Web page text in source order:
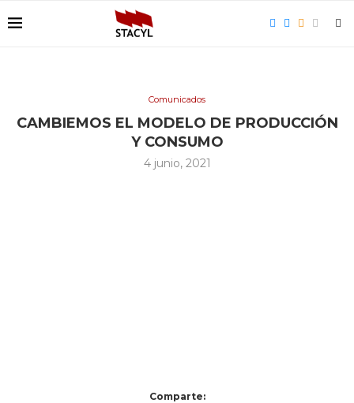
Comunicados
CAMBIEMOS EL MODELO DE PRODUCCIÓN
Y CONSUMO
4 junio, 2021
Comparte: